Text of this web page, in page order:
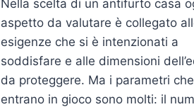
Nella scelta di un antifurto casa
aspetto da valutare è collegato
esigenze che si è intenzionati a
soddisfare e alle dimensioni
da proteggere. Ma i parametri che
entrano in gioco sono molti: il